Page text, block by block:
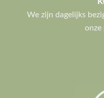
We zijn dagelijks
onze